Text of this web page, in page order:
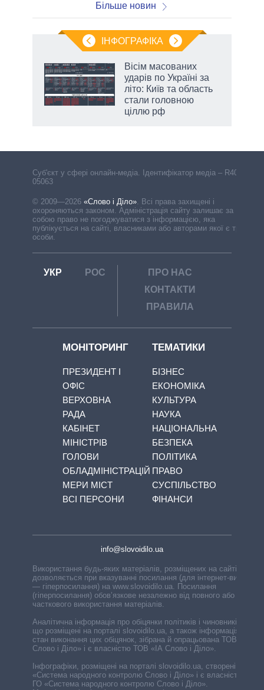
Більше новин
ІНФОГРАФІКА
Вісім масованих
ударів по Україні за
літо: Київ та область
стали головною
ціллю рф
Cуб'єкт у сфері онлайн-медіа. Ідентифікатор медіа – R40-
05063
© 2009—2026 «Слово і Діло». Всі права захищені і
охороняються законом. Адміністрація сайту залишає за
собою право не погоджуватися з інформацією, яка
публікується на сайті, власниками або авторами якої є треті
особи.
УКР РОС
ПРО НАС
КОНТАКТИ
ПРАВИЛА
МОНІТОРИНГ
ПРЕЗИДЕНТ І
ОФІС
ВЕРХОВНА
РАДА
КАБІНЕТ
МІНІСТРІВ
ГОЛОВИ
ОБЛАДМІНІСТРАЦІЙ
МЕРИ МІСТ
ВСІ ПЕРСОНИ
ТЕМАТИКИ
БІЗНЕС
ЕКОНОМІКА
КУЛЬТУРА
НАУКА
НАЦІОНАЛЬНА
БЕЗПЕКА
ПОЛІТИКА
ПРАВО
СУСПІЛЬСТВО
ФІНАНСИ
info@slovoidilo.ua
Використання будь-яких матеріалів, розміщених на сайті,
дозволяється при вказуванні посилання (для інтернет-видань
— гіперпосилання) на www.slovoidilo.ua. Посилання
(гіперпосилання) обов’язкове незалежно від повного або
часткового використання матеріалів.
Аналітична інформація про обіцянки політиків і чиновників,
що розміщені на порталі slovoidilo.ua, а також інформація про
стан виконання цих обіцянок, зібрана й опрацьована ТОВ «ІА
Слово і Діло» і є власністю ТОВ «ІА Слово і Діло».
Інфографіки, розміщені на порталі slovoidilo.ua, створені ГО
«Система народного контролю Слово і Діло» і є власністю
ГО «Система народного контролю Слово і Діло».